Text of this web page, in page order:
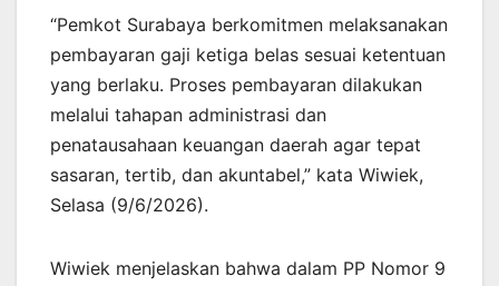
“Pemkot Surabaya berkomitmen melaksanakan
pembayaran gaji ketiga belas sesuai ketentuan
yang berlaku. Proses pembayaran dilakukan
melalui tahapan administrasi dan
penatausahaan keuangan daerah agar tepat
sasaran, tertib, dan akuntabel,” kata Wiwiek,
Selasa (9/6/2026).
Wiwiek menjelaskan bahwa dalam PP Nomor 9